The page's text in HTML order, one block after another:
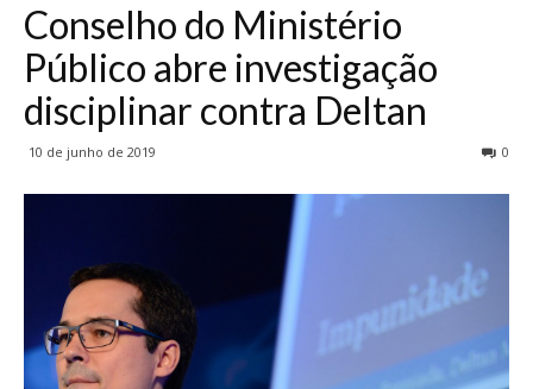
Conselho do Ministério
Público abre investigação
disciplinar contra Deltan
10 de junho de 2019 0